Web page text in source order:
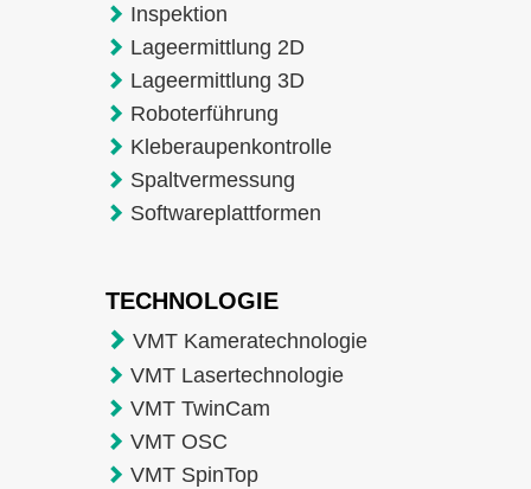
Inspektion
Lageermittlung 2D
Lageermittlung 3D
Roboterführung
Kleberaupenkontrolle
Spaltvermessung
Softwareplattformen
TECHNOLOGIE
VMT Kameratechnologie
VMT Lasertechnologie
VMT TwinCam
VMT OSC
VMT SpinTop